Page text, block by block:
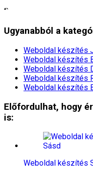
“`
Ugyanabból a
Weboldal készítés​
Weboldal készítés​
Weboldal készítés​
Weboldal készítés​
Weboldal készítés​
Előfordulhat, hogy
is:
Weboldal készítés​